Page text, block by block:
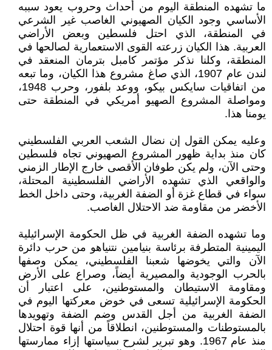
ما تشهده المنطقة اليوم من أحداث وحروب يعود سببه
الأساسي وجود الكيان الصهيوني الغاصب غير الشرعي
في المنطقة، الذي احتل فلسطين وبعض الأراضي
العربية. هذا الكيان زرعته القوى الاستعمارية لصالحها في
المنطقة، وكلنا نذكر مؤتمر كامبل بترمان المنعقد في
لندن عام 1907، الذي صاغ مشروع هذا الكيان، وما تبعه
من اتفاقيات سايكس بيكو، ووعد بلفور، وحرب 1948،
ومواصلة المشروع الصهيو أمريكي في المنطقة حتى
يومنا هذا.
وعليه يمكن القول إن نضال الشعب العربي الفلسطيني
كان منذ بداية ظهور المشروع الصهيوني تجاه فلسطين
وحتى الآن، ولم يكن طوفان الأقصى خارج الإطار الزمني
والواقعي الذي تشهده الأراضي الفلسطينية المحتلة،
سواء في قطاع غزة أو الضفة الغربية، وحتى داخل الخط
الأخضر من مقاومة ضد الاحتلال الغاصب.
وما تشهده الضفة الغربية في ظل الحكومة الإسرائيلية
اليمينية المتطرفة برئاسة بنيامين نتنياهو من حرب دائرة
الآن والتي يخوضها شعبنا الفلسطيني، يمكن وصفها
بالحرب الوجودية والمصيرية أيضاً، وصراع على الأرض
ومقاومة الاستيطان والمستوطنين، على اعتبار أن
الحكومة الإسرائيلية تسعى في خوض معركتها اليوم في
الضفة الغربية من أجل القدس وضم الضفة وتهويدها
بالمستوطنات والمستوطنين، انطلاقاً من أنها قوة احتلال
منذ عام 1967. وهو تبرير لشرح سياستها إزاء ممارستها